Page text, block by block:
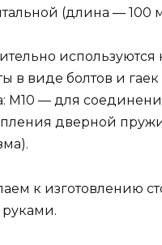
(длина — 100
в виде болтов и гаек
М10 — для
дверной
к изготовлению